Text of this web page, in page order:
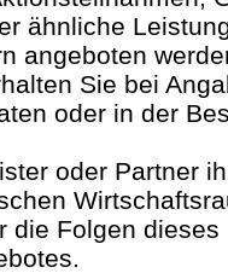
ähnliche
angeboten
Sie bei
oder in der
oder Partner
die Folgen